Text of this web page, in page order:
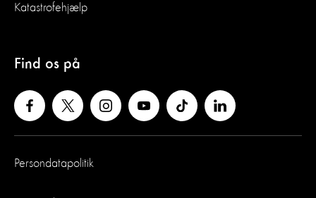
Katastrofehjælp
Find os på
Persondatapolitik